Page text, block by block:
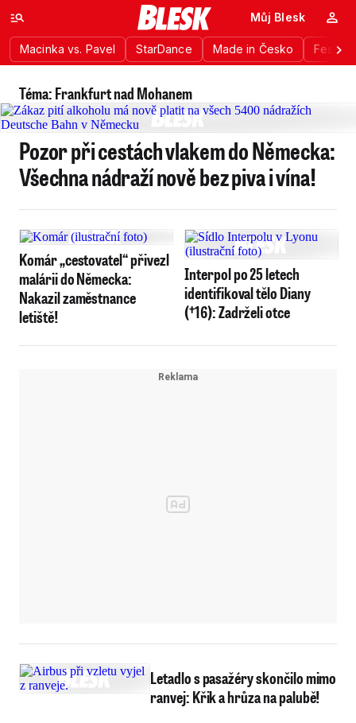
Macinka vs. Pavel StarDance Made in Česko
Můj Blesk
Téma: Frankfurt nad Mohanem
Pozor při cestách vlakem do Německa:
Všechna nádraží nově bez piva i vína!
Komár „cestovatel“ přivezl
malárii do Německa:
Nakazil zaměstnance
letiště!
Interpol po 25 letech
identifikoval tělo Diany
(†16): Zadrželi otce
Letadlo s pasažéry skončilo mimo
ranvej: Křik a hrůza na palubě!